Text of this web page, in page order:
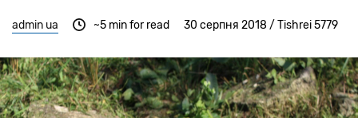
admin ua 30 серпня 2018 / Tishrei 5779
~5 min for read